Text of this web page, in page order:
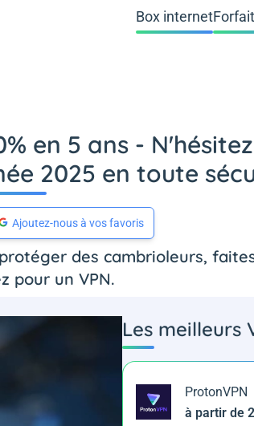
Box internet
en 5 ans -
2025 en toute
Ajoutez-nous à vos favoris
des cambrioleurs,
pour un VPN.
Les meilleurs
ProtonVPN
à partir de